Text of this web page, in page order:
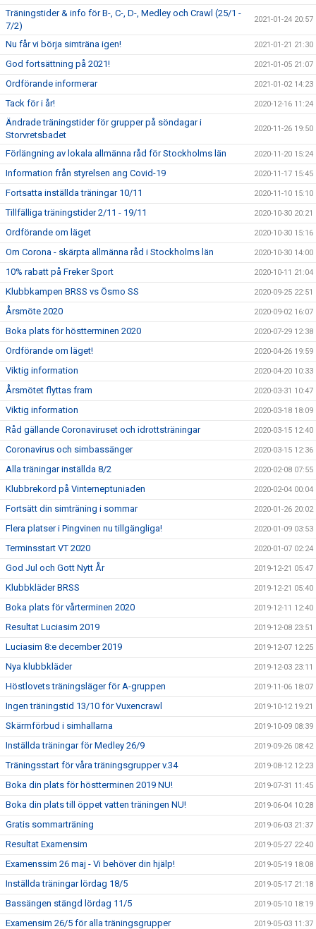
Träningstider & info för B-, C-, D-, Medley och Crawl (25/1 -
7/2)
2021-01-24 20:57
Nu får vi börja simträna igen! 2021-01-21 21:30
God fortsättning på 2021! 2021-01-05 21:07
Ordförande informerar 2021-01-02 14:23
Tack för i år! 2020-12-16 11:24
Ändrade träningstider för grupper på söndagar i
Storvretsbadet
2020-11-26 19:50
Förlängning av lokala allmänna råd för Stockholms län 2020-11-20 15:24
Information från styrelsen ang Covid-19 2020-11-17 15:45
Fortsatta inställda träningar 10/11 2020-11-10 15:10
Tillfälliga träningstider 2/11 - 19/11 2020-10-30 20:21
Ordförande om läget 2020-10-30 15:16
Om Corona - skärpta allmänna råd i Stockholms län 2020-10-30 14:00
10% rabatt på Freker Sport 2020-10-11 21:04
Klubbkampen BRSS vs Ösmo SS 2020-09-25 22:51
Årsmöte 2020 2020-09-02 16:07
Boka plats för höstterminen 2020 2020-07-29 12:38
Ordförande om läget! 2020-04-26 19:59
Viktig information 2020-04-20 10:33
Årsmötet flyttas fram 2020-03-31 10:47
Viktig information 2020-03-18 18:09
Råd gällande Coronaviruset och idrottsträningar 2020-03-15 12:40
Coronavirus och simbassänger 2020-03-15 12:36
Alla träningar inställda 8/2 2020-02-08 07:55
Klubbrekord på Vinterneptuniaden 2020-02-04 00:04
Fortsätt din simträning i sommar 2020-01-26 20:02
Flera platser i Pingvinen nu tillgängliga! 2020-01-09 03:53
Terminsstart VT 2020 2020-01-07 02:24
God Jul och Gott Nytt År 2019-12-21 05:47
Klubbkläder BRSS 2019-12-21 05:40
Boka plats för vårterminen 2020 2019-12-11 12:40
Resultat Luciasim 2019 2019-12-08 23:51
Luciasim 8:e december 2019 2019-12-07 12:25
Nya klubbkläder 2019-12-03 23:11
Höstlovets träningsläger för A-gruppen 2019-11-06 18:07
Ingen träningstid 13/10 för Vuxencrawl 2019-10-12 19:21
Skärmförbud i simhallarna 2019-10-09 08:39
Inställda träningar för Medley 26/9 2019-09-26 08:42
Träningsstart för våra träningsgrupper v.34 2019-08-12 12:23
Boka din plats för höstterminen 2019 NU! 2019-07-31 11:45
Boka din plats till öppet vatten träningen NU! 2019-06-04 10:28
Gratis sommarträning 2019-06-03 21:37
Resultat Examensim 2019-05-27 22:40
Examenssim 26 maj - Vi behöver din hjälp! 2019-05-19 18:08
Inställda träningar lördag 18/5 2019-05-17 21:18
Bassängen stängd lördag 11/5 2019-05-10 18:19
Examensim 26/5 för alla träningsgrupper 2019-05-03 11:37